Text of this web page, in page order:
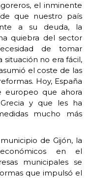
el inminente
que nuestro país
a su deuda, la
quiebra del sector
de tomar
situación no era fácil,
el coste de las
Hoy, España
europeo que ahora
y que les ha
mucho más
de Gijón, la
en el
municipales se
que impulsó el